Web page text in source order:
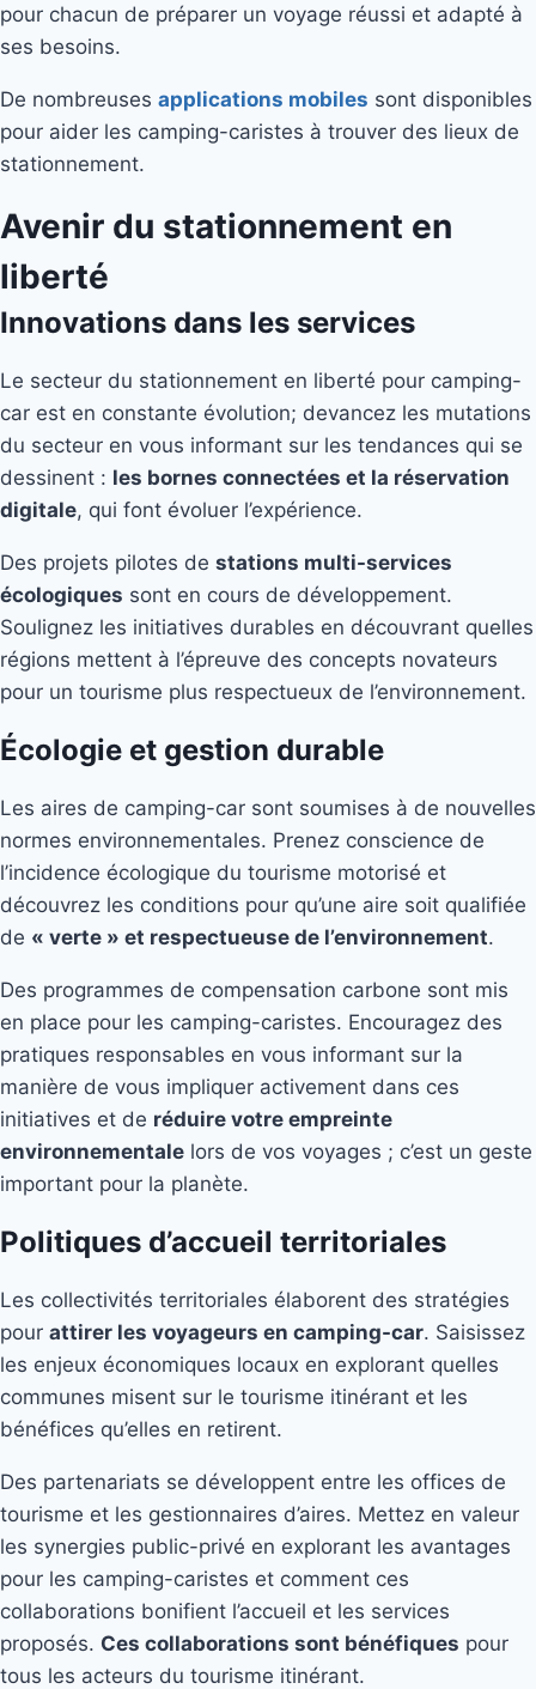
pour chacun de préparer un voyage réussi et adapté à
ses besoins.
De nombreuses applications mobiles sont disponibles
pour aider les camping-caristes à trouver des lieux de
stationnement.
Avenir du stationnement en
liberté
Innovations dans les services
Le secteur du stationnement en liberté pour camping-
car est en constante évolution; devancez les mutations
du secteur en vous informant sur les tendances qui se
dessinent : les bornes connectées et la réservation
digitale, qui font évoluer l’expérience.
Des projets pilotes de stations multi-services
écologiques sont en cours de développement.
Soulignez les initiatives durables en découvrant quelles
régions mettent à l’épreuve des concepts novateurs
pour un tourisme plus respectueux de l’environnement.
Écologie et gestion durable
Les aires de camping-car sont soumises à de nouvelles
normes environnementales. Prenez conscience de
l’incidence écologique du tourisme motorisé et
découvrez les conditions pour qu’une aire soit qualifiée
de « verte » et respectueuse de l’environnement.
Des programmes de compensation carbone sont mis
en place pour les camping-caristes. Encouragez des
pratiques responsables en vous informant sur la
manière de vous impliquer activement dans ces
initiatives et de réduire votre empreinte
environnementale lors de vos voyages ; c’est un geste
important pour la planète.
Politiques d’accueil territoriales
Les collectivités territoriales élaborent des stratégies
pour attirer les voyageurs en camping-car. Saisissez
les enjeux économiques locaux en explorant quelles
communes misent sur le tourisme itinérant et les
bénéfices qu’elles en retirent.
Des partenariats se développent entre les offices de
tourisme et les gestionnaires d’aires. Mettez en valeur
les synergies public-privé en explorant les avantages
pour les camping-caristes et comment ces
collaborations bonifient l’accueil et les services
proposés. Ces collaborations sont bénéfiques pour
tous les acteurs du tourisme itinérant.